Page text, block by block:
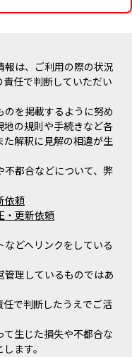
は、ご利用の際の状況
任で判断していただい
を掲載するように努め
の規則や手続きなど各
解釈に見解の相違が生
都合などについて、弊
依頼
・更新依頼
などへリンクをしている
管理しているものではあ
で判断したうえでご活
生じた損失や不都合な
ます。